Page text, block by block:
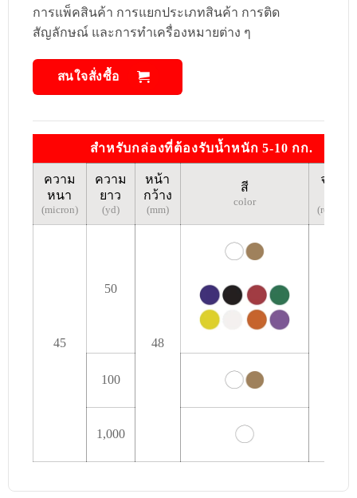
การแพ็คสินค้า การแยกประเภทสินค้า การติด
สัญลักษณ์ และการทำเครื่องหมายต่าง ๆ
สนใจสั่งซื้อ
สำหรับกล่องที่ต้องรับน้ำหนัก 5-10 กก.
ความ
หนา
(micron)
ความ
ยาว
(yd)
หน้า
กว้าง
(mm)
สี
color
จำนว
(roll/
45
50
48
100
1,000